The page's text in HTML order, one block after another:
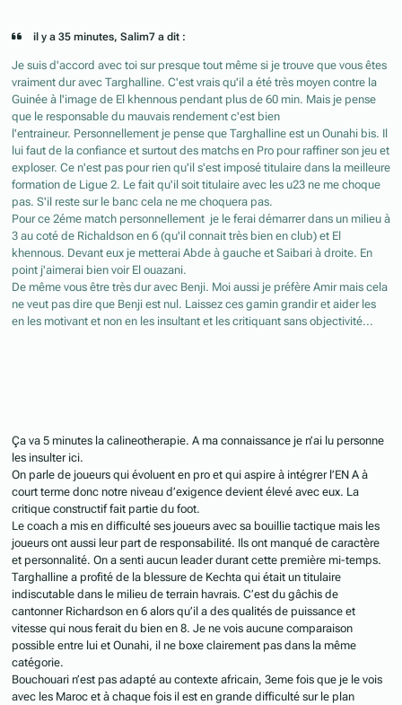
il y a 35 minutes, Salim7 a dit :
Je suis d'accord avec toi sur presque tout même si je trouve que vous êtes
vraiment dur avec Targhalline. C'est vrais qu'il a été très moyen contre la
Guinée à l'image de El khennous pendant plus de 60 min. Mais je pense
que le responsable du mauvais rendement c'est bien
l'entraineur. Personnellement je pense que Targhalline est un Ounahi bis. Il
lui faut de la confiance et surtout des matchs en Pro pour raffiner son jeu et
exploser. Ce n'est pas pour rien qu'il s'est imposé titulaire dans la meilleure
formation de Ligue 2. Le fait qu'il soit titulaire avec les u23 ne me choque
pas. S'il reste sur le banc cela ne me choquera pas.
Pour ce 2éme match personnellement je le ferai démarrer dans un milieu à
3 au coté de Richaldson en 6 (qu'il connait très bien en club) et El
khennous. Devant eux je metterai Abde à gauche et Saibari à droite. En
point j'aimerai bien voir El ouazani.
De même vous être très dur avec Benji. Moi aussi je préfère Amir mais cela
ne veut pas dire que Benji est nul. Laissez ces gamin grandir et aider les
en les motivant et non en les insultant et les critiquant sans objectivité...
Ça va 5 minutes la calineotherapie. A ma connaissance je n’ai lu personne
les insulter ici.
On parle de joueurs qui évoluent en pro et qui aspire à intégrer l’EN A à
court terme donc notre niveau d’exigence devient élevé avec eux. La
critique constructif fait partie du foot.
Le coach a mis en difficulté ses joueurs avec sa bouillie tactique mais les
joueurs ont aussi leur part de responsabilité. Ils ont manqué de caractère
et personnalité. On a senti aucun leader durant cette première mi-temps.
Targhalline a profité de la blessure de Kechta qui était un titulaire
indiscutable dans le milieu de terrain havrais. C’est du gâchis de
cantonner Richardson en 6 alors qu’il a des qualités de puissance et
vitesse qui nous ferait du bien en 8. Je ne vois aucune comparaison
possible entre lui et Ounahi, il ne boxe clairement pas dans la même
catégorie.
Bouchouari n’est pas adapté au contexte africain, 3eme fois que je le vois
avec les Maroc et à chaque fois il est en grande difficulté sur le plan